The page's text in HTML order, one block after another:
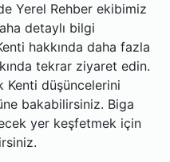
Yerel Rehber ekibimiz
detaylı bilgi
hakkında daha fazla
tekrar ziyaret edin.
Kenti düşüncelerini
bakabilirsiniz. Biga
yer keşfetmek için